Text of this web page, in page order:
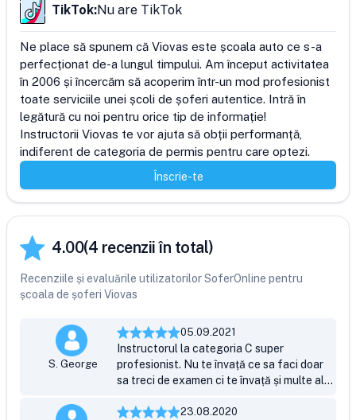
TikTok:Nu are TikTok
Ne place să spunem că Viovas este școala auto ce s-a
perfecționat de-a lungul timpului. Am început activitatea
în 2006 și încercăm să acoperim într-un mod profesionist
toate serviciile unei școli de șoferi autentice. Intră în
legătură cu noi pentru orice tip de informație!
Instructorii Viovas te vor ajuta să obții performanță,
indiferent de categoria de permis pentru care optezi.
Înscrie-te
4.00(4 recenzii în total)
Recenziile și evaluările utilizatorilor SoferOnline pentru
școala de șoferi Viovas
S. George
05.09.2021
Instructorul la categoria C super
profesionist. Nu te învață ce sa faci doar
sa treci de examen ci te învață și multe alte
23.08.2020